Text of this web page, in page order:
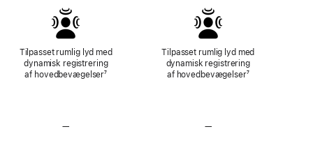
Transparent lyd
Tilpasset rumlig lyd med
dynamisk registrering
af hovedbevægelserFodnote
⁷
—
Tilpasset rumlig lyd med
dynamisk registrering
af hovedbevægelserFodnote
⁷
—Ingen